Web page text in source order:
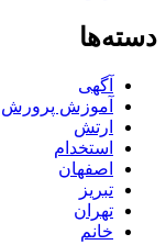
دسته‌ها
آگهی
آموزش پرورش
ارتش
استخدام
اصفهان
تبریز
تهران
خانم